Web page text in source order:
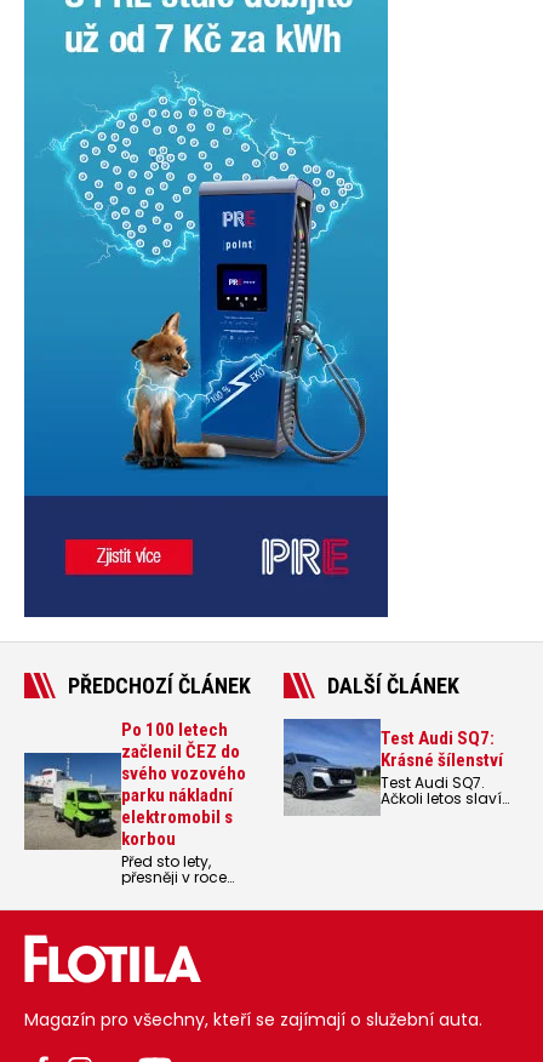
PŘEDCHOZÍ ČLÁNEK
Po 100 letech
začlenil ČEZ do
svého vozového
parku nákladní
elektromobil s
korbou
Před sto lety,
přesněji v roce
čeští energetici
dopravě
materiálu při
výstavbě vodní
v pojizerském
Spálově. Nyní se
DALŠÍ ČLÁNEK
Test Audi SQ7:
Krásné šílenství
Test Audi SQ7.
Ačkoli letos slaví
modely značky na
Magazín pro všechny, kteří se zajímají o služební auta.